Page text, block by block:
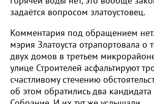
задаётся вопросом златоустовец.
Комментария под обращением
мэрия Златоуста отрапортовала о
двух домов в третьем
улице Строителей асфальтируют
счастливому стечению
об этом обратились два